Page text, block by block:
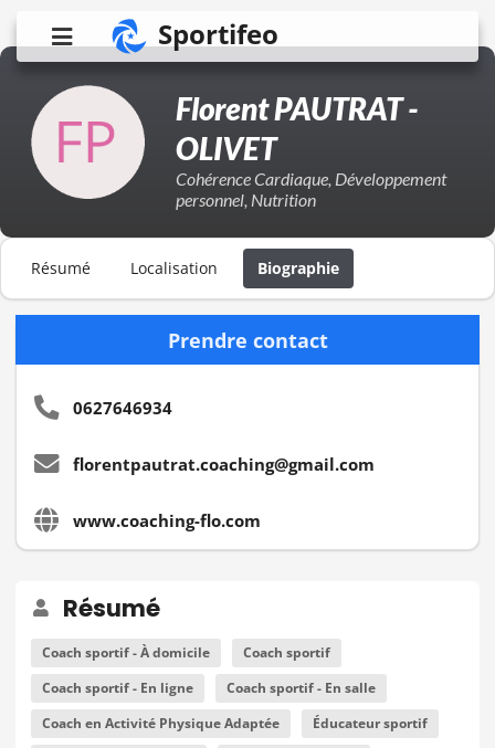
Sportifeo
Florent PAUTRAT -
OLIVET
Cohérence Cardiaque, Développement
personnel, Nutrition
Résumé Localisation Biographie
Résumé
Coach sportif - À domicile
Coach sportif
Coach sportif - En ligne
Coach sportif - En salle
Coach en Activité Physique Adaptée
Éducateur sportif
Prendre contact
0627646934
florentpautrat.coaching@gmail.com
www.coaching-flo.com